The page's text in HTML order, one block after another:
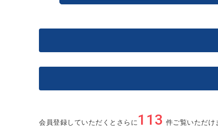
～
戸建て 土地 中古マンション
会員登録していただくとさらに 113 件ご覧いただけ